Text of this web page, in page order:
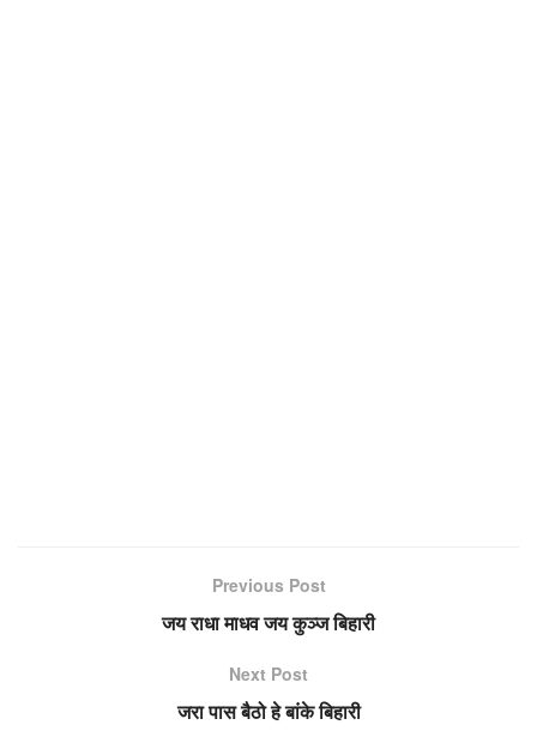
Previous Post
जय राधा माधव जय कुञ्ज बिहारी
Next Post
जरा पास बैठो हे बांके बिहारी